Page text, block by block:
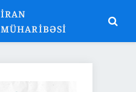
İRAN
MÜHARIBƏSI